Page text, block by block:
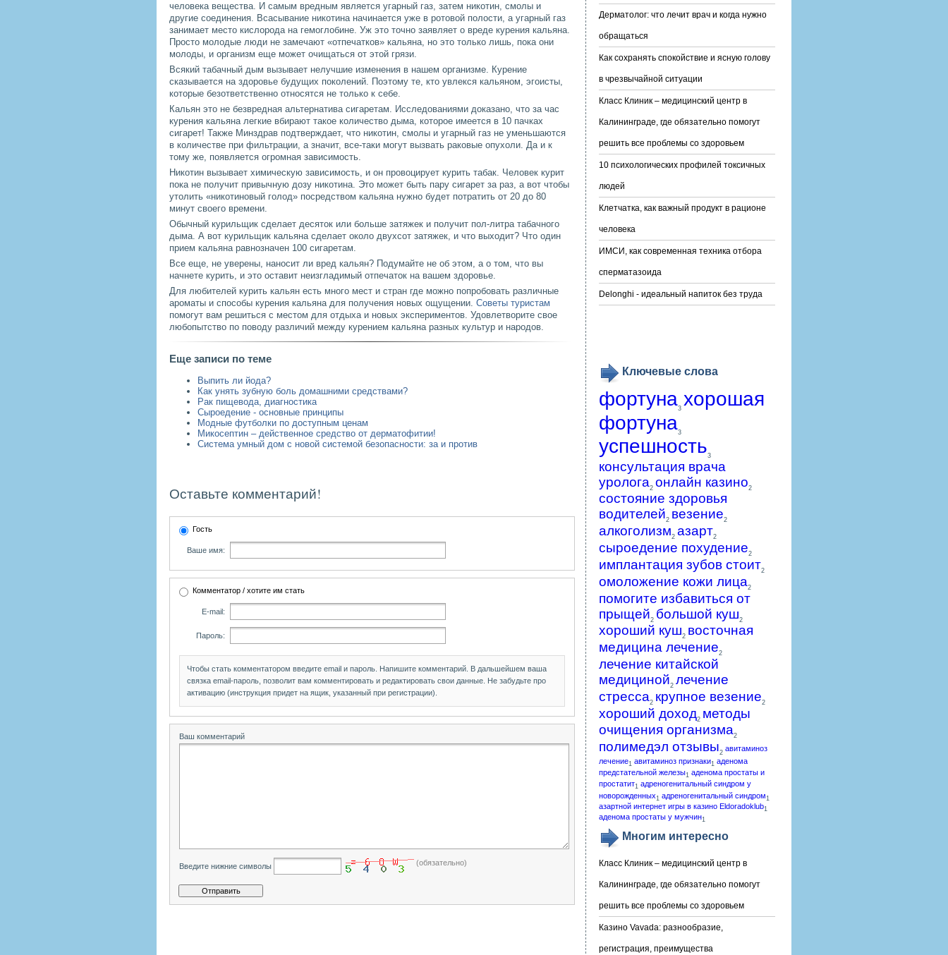
человека вещества. И самым вредным является угарный газ, затем никотин, смолы и
другие соединения. Всасывание никотина начинается уже в ротовой полости, а угарный газ
занимает место кислорода на гемоглобине. Уж это точно заявляет о вреде курения кальяна.
Просто молодые люди не замечают «отпечатков» кальяна, но это только лишь, пока они
молоды, и организм еще может очищаться от этой грязи.
Всякий табачный дым вызывает нелучшие изменения в нашем организме. Курение
сказывается на здоровье будущих поколений. Поэтому те, кто увлекся кальяном, эгоисты,
которые безответственно относятся не только к себе.
Кальян это не безвредная альтернатива сигаретам. Исследованиями доказано, что за час
курения кальяна легкие вбирают такое количество дыма, которое имеется в 10 пачках
сигарет! Также Минздрав подтверждает, что никотин, смолы и угарный газ не уменьшаются
в количестве при фильтрации, а значит, все-таки могут вызвать раковые опухоли. Да и к
тому же, появляется огромная зависимость.
Никотин вызывает химическую зависимость, и он провоцирует курить табак. Человек курит
пока не получит привычную дозу никотина. Это может быть пару сигарет за раз, а вот чтобы
утолить «никотиновый голод» посредством кальяна нужно будет потратить от 20 до 80
минут своего времени.
Обычный курильщик сделает десяток или больше затяжек и получит пол-литра табачного
дыма. А вот курильщик кальяна сделает около двухсот затяжек, и что выходит? Что один
прием кальяна равнозначен 100 сигаретам.
Все еще, не уверены, наносит ли вред кальян? Подумайте не об этом, а о том, что вы
начнете курить, и это оставит неизгладимый отпечаток на вашем здоровье.
Для любителей курить кальян есть много мест и стран где можно попробовать различные
ароматы и способы курения кальяна для получения новых ощущении. Советы туристам
помогут вам решиться с местом для отдыха и новых экспериментов. Удовлетворите свое
любопытство по поводу различий между курением кальяна разных культур и народов.
Еще записи по теме
Выпить ли йода?
Как унять зубную боль домашними средствами?
Рак пищевода, диагностика
Сыроедение - основные принципы
Модные футболки по доступным ценам
Микосептин – действенное средство от дерматофитии!
Система умный дом с новой системой безопасности: за и против
Оставьте комментарий!
Гость
Ваше имя:
Комментатор / хотите им стать
E-mail:
Пароль:
Чтобы стать комментатором введите email и пароль. Напишите комментарий. В дальшейшем ваша
связка email-пароль, позволит вам комментировать и редактировать свои данные. Не забудьте про
активацию (инструкция придет на ящик, указанный при регистрации).
Ваш комментарий
Введите нижние символы (обязательно)
Дерматолог: что лечит врач и когда нужно
обращаться
Как сохранять спокойствие и ясную голову
в чрезвычайной ситуации
Класс Клиник – медицинский центр в
Калининграде, где обязательно помогут
решить все проблемы со здоровьем
10 психологических профилей токсичных
людей
Клетчатка, как важный продукт в рационе
человека
ИМСИ, как современная техника отбора
сперматазоида
Delonghi - идеальный напиток без труда
Ключевые слова
фортуна3 хорошая
фортуна3
успешность3
консультация врача
уролога2 онлайн казино2
состояние здоровья
водителей2 везение2
алкоголизм2 азарт2
сыроедение похудение2
имплантация зубов стоит2
омоложение кожи лица2
помогите избавиться от
прыщей2 большой куш2
хороший куш2 восточная
медицина лечение2
лечение китайской
медициной2 лечение
стресса2 крупное везение2
хороший доход2 методы
очищения организма2
полимедэл отзывы2 авитаминоз
лечение1 авитаминоз признаки1 аденома
предстательной железы1 аденома простаты и
простатит1 адреногенитальный синдром у
новорожденных 1 адреногенитальный синдром 1
азартной интернет игры в казино Eldoradoklub1
аденома простаты у мужчин1
Многим интересно
Класс Клиник – медицинский центр в
Калининграде, где обязательно помогут
решить все проблемы со здоровьем
Казино Vavada: разнообразие,
регистрация, преимущества